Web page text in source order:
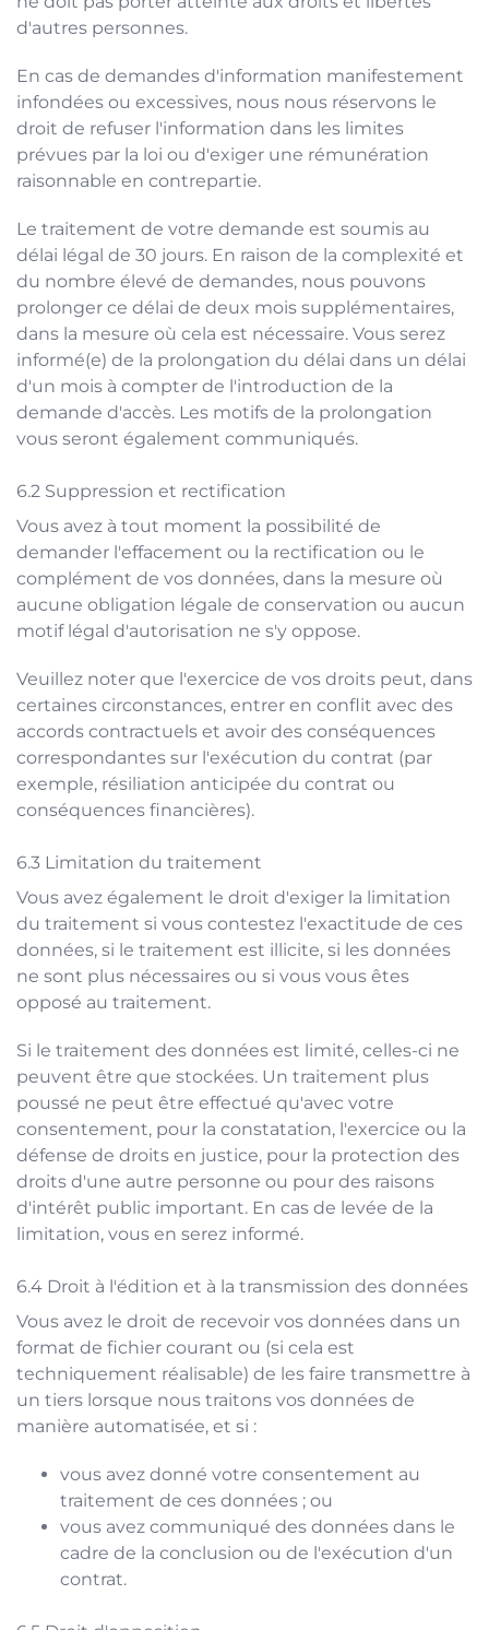
d'autres personnes.
En cas de demandes d'information manifestement
infondées ou excessives, nous nous réservons le
droit de refuser l'information dans les limites
prévues par la loi ou d'exiger une rémunération
raisonnable en contrepartie.
Le traitement de votre demande est soumis au
délai légal de 30 jours. En raison de la complexité et
du nombre élevé de demandes, nous pouvons
prolonger ce délai de deux mois supplémentaires,
dans la mesure où cela est nécessaire. Vous serez
informé(e) de la prolongation du délai dans un délai
d'un mois à compter de l'introduction de la
demande d'accès. Les motifs de la prolongation
vous seront également communiqués.
Suppression et rectification
Vous avez à tout moment la possibilité de
demander l'effacement ou la rectification ou le
complément de vos données, dans la mesure où
aucune obligation légale de conservation ou aucun
motif légal d'autorisation ne s'y oppose.
Veuillez noter que l'exercice de vos droits peut, dans
certaines circonstances, entrer en conflit avec des
accords contractuels et avoir des conséquences
correspondantes sur l'exécution du contrat (par
exemple, résiliation anticipée du contrat ou
conséquences financières).
Limitation du traitement
Vous avez également le droit d'exiger la limitation
du traitement si vous contestez l'exactitude de ces
données, si le traitement est illicite, si les données
ne sont plus nécessaires ou si vous vous êtes
opposé au traitement.
Si le traitement des données est limité, celles-ci ne
peuvent être que stockées. Un traitement plus
poussé ne peut être effectué qu'avec votre
consentement, pour la constatation, l'exercice ou la
défense de droits en justice, pour la protection des
droits d'une autre personne ou pour des raisons
d'intérêt public important. En cas de levée de la
limitation, vous en serez informé.
Droit à l'édition et à la transmission des données
Vous avez le droit de recevoir vos données dans un
format de fichier courant ou (si cela est
techniquement réalisable) de les faire transmettre à
un tiers lorsque nous traitons vos données de
manière automatisée, et si :
vous avez donné votre consentement au
traitement de ces données ; ou
vous avez communiqué des données dans le
cadre de la conclusion ou de l'exécution d'un
contrat.